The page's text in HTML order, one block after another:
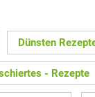
Dünsten
- Rezepte